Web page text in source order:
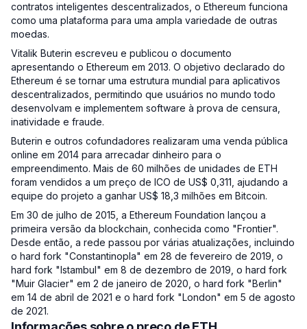
contratos inteligentes descentralizados, o Ethereum funciona
como uma plataforma para uma ampla variedade de outras
moedas.
Vitalik Buterin escreveu e publicou o documento
apresentando o Ethereum em 2013. O objetivo declarado do
Ethereum é se tornar uma estrutura mundial para aplicativos
descentralizados, permitindo que usuários no mundo todo
desenvolvam e implementem software à prova de censura,
inatividade e fraude.
Buterin e outros cofundadores realizaram uma venda pública
online em 2014 para arrecadar dinheiro para o
empreendimento. Mais de 60 milhões de unidades de ETH
foram vendidos a um preço de ICO de US$ 0,311, ajudando a
equipe do projeto a ganhar US$ 18,3 milhões em Bitcoin.
Em 30 de julho de 2015, a Ethereum Foundation lançou a
primeira versão da blockchain, conhecida como "Frontier".
Desde então, a rede passou por várias atualizações, incluindo
o hard fork "Constantinopla" em 28 de fevereiro de 2019, o
hard fork "Istambul" em 8 de dezembro de 2019, o hard fork
"Muir Glacier" em 2 de janeiro de 2020, o hard fork "Berlin"
em 14 de abril de 2021 e o hard fork "London" em 5 de agosto
de 2021.